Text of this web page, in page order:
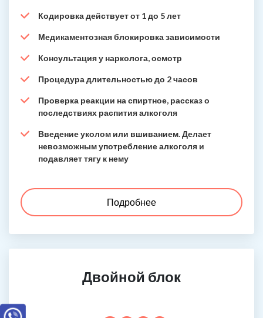
Кодировка действует от 1 до 5 лет
Медикаментозная блокировка зависимости
Консультация у нарколога, осмотр
Процедура длительностью до 2 часов
Проверка реакции на спиртное, рассказ о
последствиях распития алкоголя
Введение уколом или вшиванием. Делает
невозможным употребление алкоголя и
подавляет тягу к нему
Подробнее
Двойной блок